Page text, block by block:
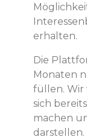
erhalten.
Die
Monaten
füllen. Wir
sich
machen